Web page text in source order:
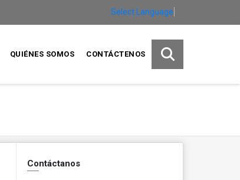
Select Language
QUIÉNES SOMOS CONTÁCTENOS
Contáctanos